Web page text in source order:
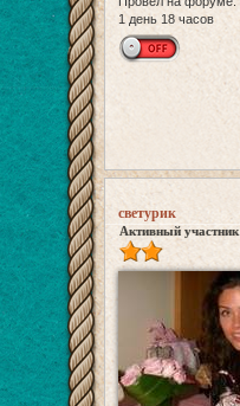
1 день 18 часов
светурик
Активный участник